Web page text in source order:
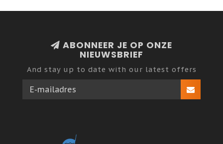
ABONNEER JE OP ONZE
NIEUWSBRIEF
And stay up to date with our latest offers